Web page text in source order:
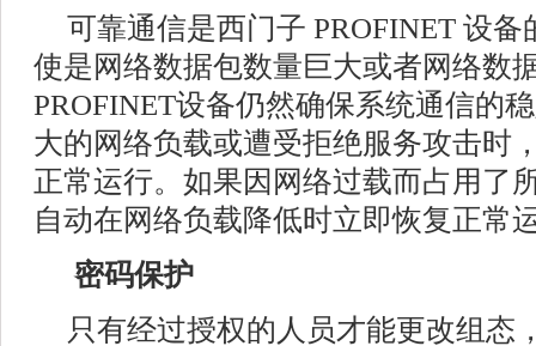
可靠通信是西门子 PROFINET 设
使是网络数据包数量巨大或者网络数
PROFINET设备仍然确保系统通信的
大的网络负载或遭受拒绝服务攻击时
正常运行。如果因网络过载而占用了
自动在网络负载降低时立即恢复正常
密码保护
只有经过授权的人员才能更改组态